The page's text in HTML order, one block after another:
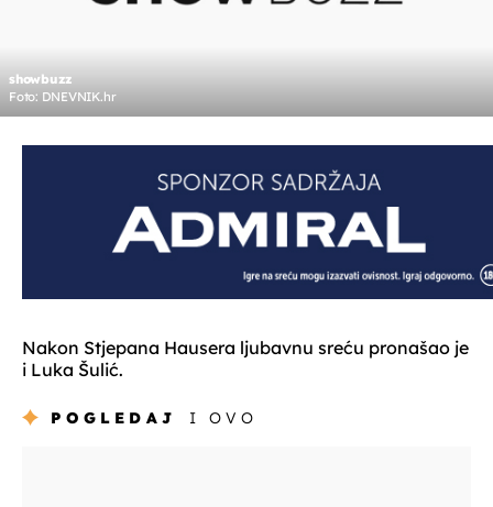
showbuzz
Foto: DNEVNIK.hr
Nakon Stjepana Hausera ljubavnu sreću pronašao je
i Luka Šulić.
POGLEDAJ I OVO